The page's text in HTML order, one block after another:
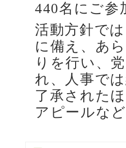
440名にご参
活動方針で
に備え、あ
りを行い、
れ、人事で
了承された
アピールな